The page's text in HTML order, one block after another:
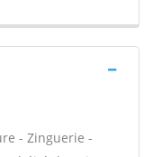
- Zinguerie -